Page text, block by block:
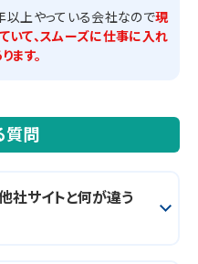
上やっている会社なので現
いて、スムーズに仕事に入れ
ます。
質問
社サイトと何が違う